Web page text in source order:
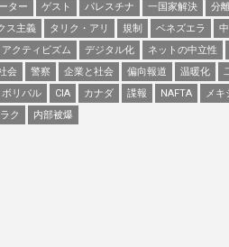
ター ゲスト パレスチナ 一国家解決 分
ス主義
タリク・アリ 規制 ベネズエラ
アクティビズム
デジタル化 ネットの中立性
会
警察 企業と社会 偏向報道 温暖化
ボリバル
CIA カナダ 諜報 NAFTA
メキ
ク
内部被爆